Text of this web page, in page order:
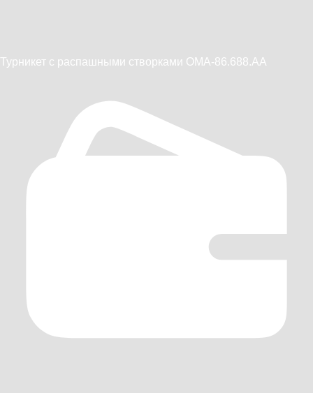
Турникет с распашными створками OMA-86.688.AA